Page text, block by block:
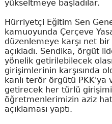
yükseltmeye başladılar.
Hürriyetçi Eğitim Sen
kamuoyunda Çerçeve
düzenlemeye karşı net
açıkladı. Sendika, örgüt
yönelik getirilebilecek
girişimlerinin karşısında
kanlı terör örgütü PKK'ya
getirecek her türlü
öğretmenlerimizin aziz
açıklaması yaptı.